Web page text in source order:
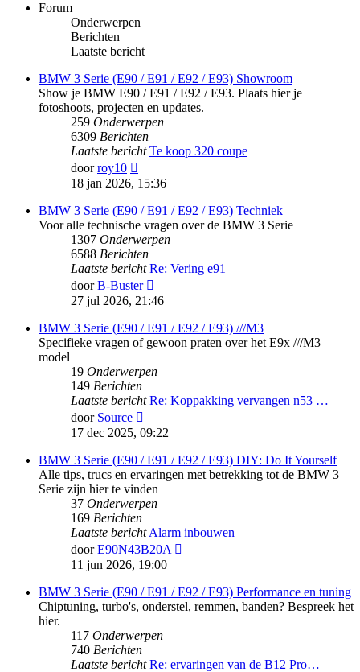
Forum
Onderwerpen
Berichten
Laatste bericht
BMW 3 Serie (E90 / E91 / E92 / E93) Showroom
Show je BMW E90 / E91 / E92 / E93. Plaats hier je
fotoshoots, projecten en updates.
259 Onderwerpen
6309 Berichten
Laatste bericht Te koop 320 coupe
doorroy10
laatste
18 jan 2026, 15:36
BMW 3 Serie (E90 / E91 / E92 / E93) Techniek
Voor alle technische vragen over de BMW 3 Serie
1307 Onderwerpen
6588 Berichten
Laatste bericht Re: Vering e91
doorB-Buster
laatste
27 jul 2026, 21:46
BMW 3 Serie (E90 / E91 / E92 / E93) ///M3
Specifieke vragen of gewoon praten over het E9x ///M3
model
19 Onderwerpen
149 Berichten
Laatste bericht Re: Koppakking vervangen n53 …
door Source
laatste
17 dec 2025, 09:22
BMW 3 Serie (E90 / E91 / E92 / E93) DIY: Do It Yourself
Alle tips, trucs en ervaringen met betrekking tot de BMW 3
Serie zijn hier te vinden
37 Onderwerpen
169 Berichten
Laatste berichtAlarm inbouwen
doorE90N43B20A
11 jun 2026, 19:00
BMW 3 Serie (E90 / E91 / E92 / E93) Performance en tuning
Chiptuning, turbo's, onderstel, remmen, banden? Bespreek het
hier.
117 Onderwerpen
740 Berichten
Laatste bericht Re: ervaringen van de B12 Pro…